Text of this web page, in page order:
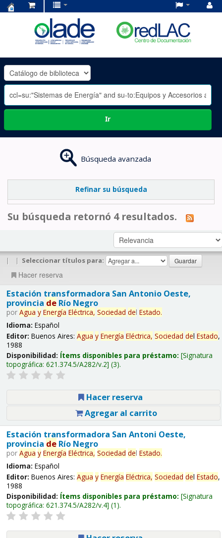
OLADE
-
Ir
Búsqueda avanzada
Refinar su búsqueda
Su búsqueda retornó 4 resultados.
| | Seleccionar títulos para:
Hacer reserva
Estación transformadora San Antonio Oeste,
provincia deRío Negro
por Agua y Energía Eléctrica, Sociedad del Estado.
Idioma: Español
Editor: Buenos Aires: Agua y Energía Eléctrica, Sociedad del Estado,
1988
Disponibilidad: Ítems disponibles para préstamo: Signatura
topográfica: 621.374.5/A282/v.2 (3).
Hacer reserva
Agregar al carrito
Estación transformadora San Antoni Oeste,
provincia deRío Negro
por Agua y Energía Eléctrica, Sociedad del Estado.
Idioma: Español
Editor: Buenos Aires: Agua y Energía Eléctrica, Sociedad del Estado,
1988
Disponibilidad: Ítems disponibles para préstamo: Signatura
topográfica: 621.374.5/A282/v.4 (1).